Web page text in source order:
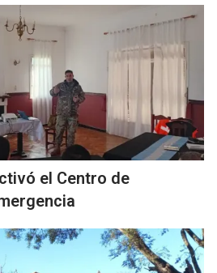
el Centro de